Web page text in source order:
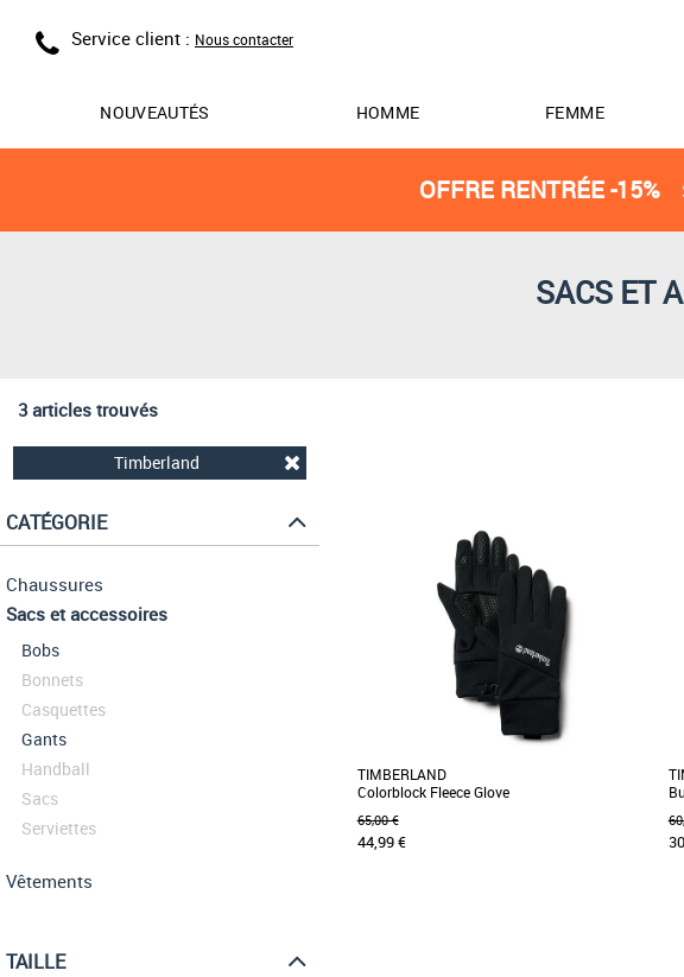
Service client : Nous contacter
NOUVEAUTÉS HOMME FEMME
OFFRE RENTRÉE -15%
SACS ET
3 articles trouvés
Timberland
CATÉGORIE
Chaussures
Sacs et accessoires
Bobs
Bonnets
Casquettes
Gants
Handball
Sacs
Serviettes
Vêtements
TAILLE
TIMBERLAND
Colorblock Fleece Glove
65,00 €
44,99 €